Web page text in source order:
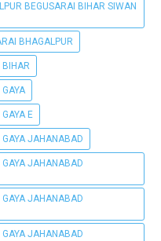
BEGUSARAI BIHAR SIWAN
BHAGALPUR
BIHAR
E
GAYA JAHANABAD
GAYA JAHANABAD
GAYA JAHANABAD
GAYA JAHANABAD